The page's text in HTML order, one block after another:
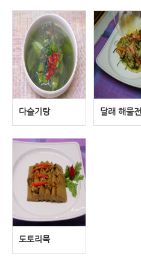
다슬기탕 달래 해물전
도토리묵